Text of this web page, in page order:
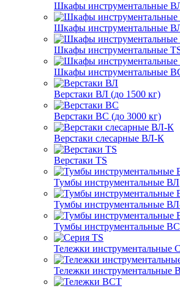
Шкафы инструментальные
Шкафы инструментальные
Шкафы инструментальные
Шкафы инструментальные
Верстаки ВЛ (до 1500 кг)
Верстаки ВС (до 3000 кг)
Верстаки слесарные ВЛ-К
Верстаки TS
Тумбы инструментальные ВЛ
Тумбы инструментальные
Тумбы инструментальные ВС
Тележки инструментальные
Тележки инструментальные